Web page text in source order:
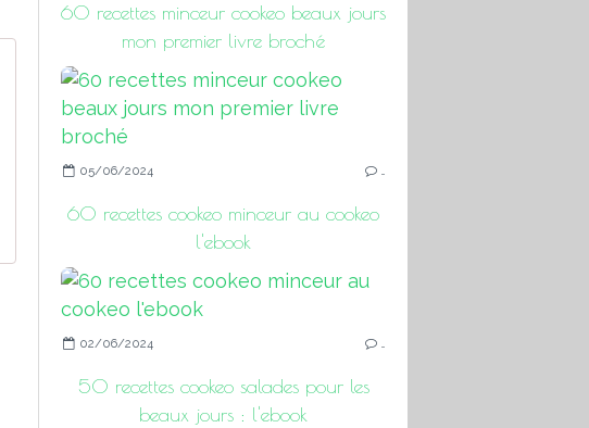
60 recettes minceur cookeo beaux jours
mon premier livre broché
05/06/2024 …
60 recettes cookeo minceur au cookeo
l'ebook
02/06/2024 …
50 recettes cookeo salades pour les
beaux jours : l'ebook